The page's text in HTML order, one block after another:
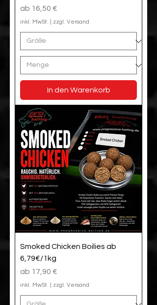
ab 16,50 €
Sale-Preis
inkl. MwSt. zzgl. Versand
In den Warenkorb
Smoked Chicken Boilies ab
6,79€/1kg
ab 17,90 €
Sale-Preis
inkl. MwSt. zzgl. Versand